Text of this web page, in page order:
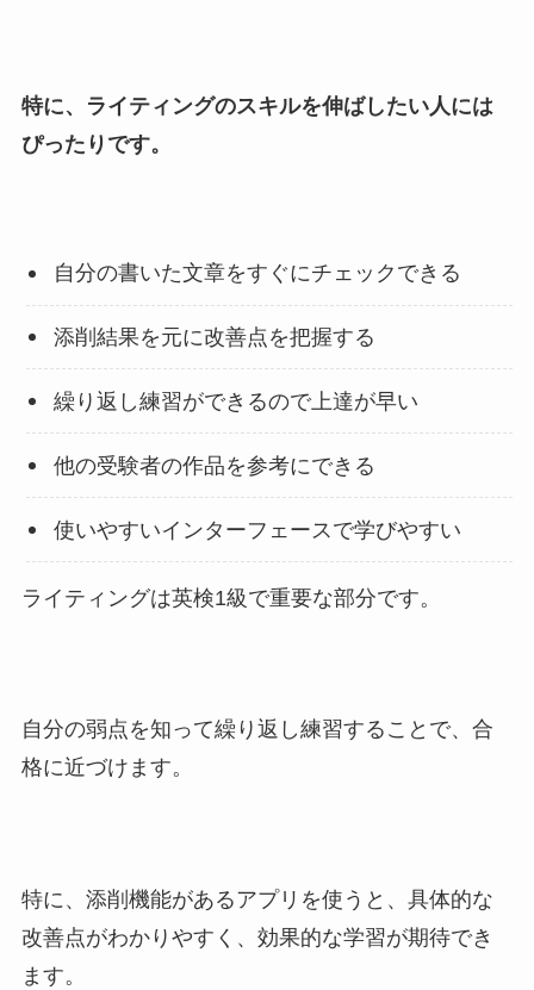
特に、ライティングのスキルを伸ばしたい人には
ぴったりです。
自分の書いた文章をすぐにチェックできる
添削結果を元に改善点を把握する
繰り返し練習ができるので上達が早い
他の受験者の作品を参考にできる
使いやすいインターフェースで学びやすい
ライティングは英検1級で重要な部分です。
自分の弱点を知って繰り返し練習することで、合
格に近づけます。
特に、添削機能があるアプリを使うと、具体的な
改善点がわかりやすく、効果的な学習が期待でき
ます。